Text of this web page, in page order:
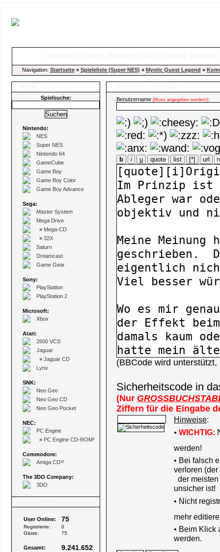
Navigation: Startseite» Spieleliste (Super NES) » Mystic Quest Legend »
Spielsuche:
Nintendo:
NES
Super NES
Nintendo 64
GameCube
Game Boy
Game Boy Color
Game Boy Advance
Sega:
Master System
Mega Drive
» Mega-CD
» 32X
Saturn
Dreamcast
Game Gear
Sony:
PlayStation
PlayStation 2
Microsoft:
Xbox
Atari:
2600 VCS
Jaguar
» Jaguar CD
Lynx
SNK:
Neo Geo
Neo Geo CD
Neo Geo Pocket
NEC:
PC Engine
» PC Engine CD-ROM²
Commodore:
Amiga CD³²
The 3DO Company:
3DO
User Online: 75
Registrierte:
0
Gäste:
75
Gesamt: 9.241.652
Benutzername (Muss angegeben werden!):
b i u quote list [*] url
(BBCode wird
Sicherheitscode in
(Nur
Ziffern für die Eingabe
Hinweise:
• WICHTIG:
werden!
• Bei falsch
verloren
der
unsicher ist!
• Nicht
mehr
• Beim Klick
werden.